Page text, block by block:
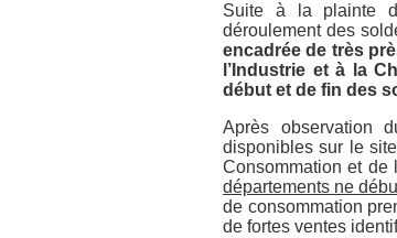
Suite à la plainte
déroulement des
encadrée de très
l’Industrie et à la
début et de fin des
Après observation
disponibles sur le
Consommation et
départements ne
de consommation
de fortes ventes